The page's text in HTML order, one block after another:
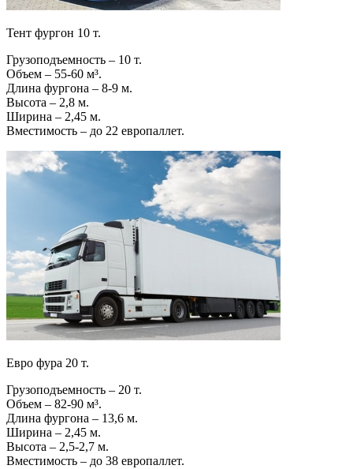
Тент фургон 10 т.
Грузоподъемность – 10 т.
Объем – 55-60 м³.
Длина фургона – 8-9 м.
Высота – 2,8 м.
Ширина – 2,45 м.
Вместимость – до 22 европаллет.
Евро фура 20 т.
Грузоподъемность – 20 т.
Объем – 82-90 м³.
Длина фургона – 13,6 м.
Ширина – 2,45 м.
Высота – 2,5-2,7 м.
Вместимость – до 38 европаллет.